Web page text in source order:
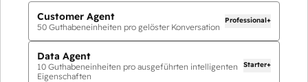
Customer Agent
50 Guthabeneinheiten pro gelöster Konversation
Professional+
Data Agent
10 Guthabeneinheiten pro ausgeführten intelligenten
Eigenschaften
Starter+